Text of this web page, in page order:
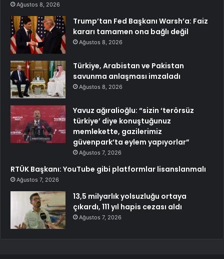
Ağustos 8, 2026
Trump’tan Fed Başkanı Warsh’a: Faiz
kararı tamamen ona bağlı değil
Ağustos 8, 2026
Türkiye, Arabistan ve Pakistan
savunma anlaşması imzaladı
Ağustos 8, 2026
Yavuz ağıralioğlu: “sizin ‘terörsüz
türkiye’ diye konuştuğunuz
memlekette, gazilerimiz
güvenpark’ta eylem yapıyorlar”
Ağustos 7, 2026
RTÜK Başkanı: YouTube gibi platformlar lisanslanmalı
Ağustos 7, 2026
13,5 milyarlık yolsuzluğu ortaya
çıkardı, 111 yıl hapis cezası aldı
Ağustos 7, 2026